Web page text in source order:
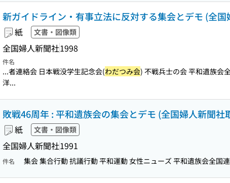
新ガイドライン・有事立法に反対する集会とデモ (全
紙 文書・図像類
全国婦人新聞社1998
件名
...者連絡会 日本戦没学生記念会(わだつみ会) 不戦兵士の会 平和遺族会
洋...
敗戦46周年 : 平和遺族会の集会とデモ (全国婦人新聞
紙 文書・図像類
全国婦人新聞社1991
件名 集会 集合行動 抗議行動 平和運動 女性ニューズ 平和遺族会全国